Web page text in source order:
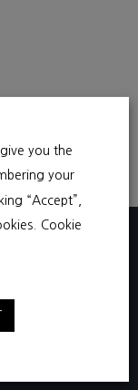
you the
your
“Accept”,
Cookie